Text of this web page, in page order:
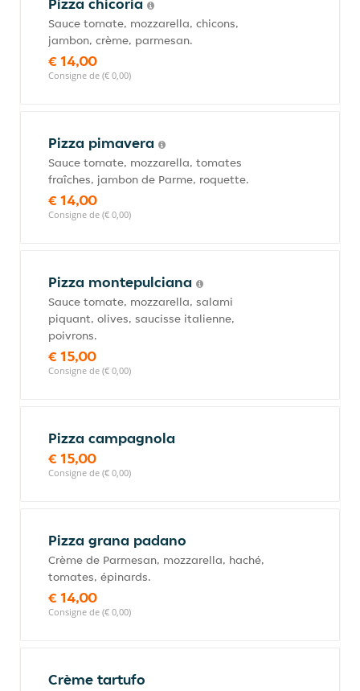
Sauce tomate, mozzarella, chicons,
jambon, crème, parmesan.
€ 14,00
Consigne de (€ 0,00)
Pizza pimavera
Sauce tomate, mozzarella, tomates
fraîches, jambon de Parme, roquette.
€ 14,00
Consigne de (€ 0,00)
Pizza montepulciana
Sauce tomate, mozzarella, salami
piquant, olives, saucisse italienne,
poivrons.
€ 15,00
Consigne de (€ 0,00)
Pizza campagnola
€ 15,00
Consigne de (€ 0,00)
Pizza grana padano
Crème de Parmesan, mozzarella, haché,
tomates, épinards.
€ 14,00
Consigne de (€ 0,00)
Crème tartufo